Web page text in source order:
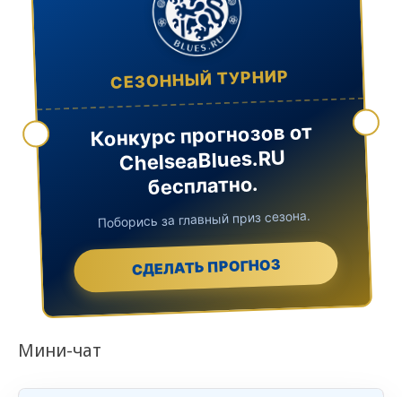
СЕЗОННЫЙ ТУРНИР
Конкурс прогнозов от
ChelseaBlues.RU
бесплатно.
Поборись за главный приз сезона.
СДЕЛАТЬ ПРОГНОЗ
Мини-чат